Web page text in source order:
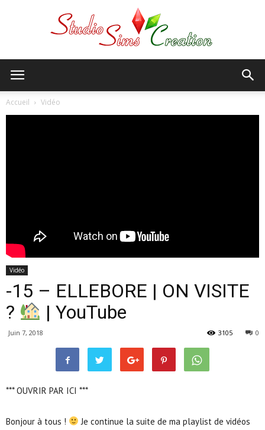
Accueil Vidéo
Vidéo
-15 – ELLEBORE | ON VISITE
?
| YouTube
Juin 7, 2018 0
3105
*** OUVRIR PAR ICI ***
Bonjour à tous !
Je continue la suite de ma playlist de vidéos